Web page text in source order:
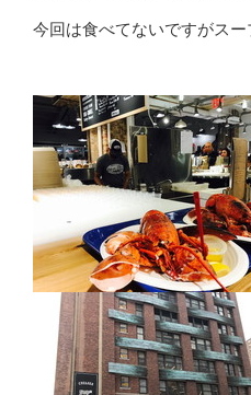
今回は食べてないですがス